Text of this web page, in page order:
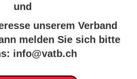
und
unserem Verband
melden Sie sich bitte
info@vatb.ch